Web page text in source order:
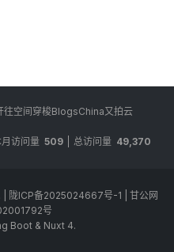
往空间穿梭BlogsChina又拍云
访问量 509 总访问量 49,370
陇ICP备2025024667号-1
甘公网
号
Boot & Nuxt 4.